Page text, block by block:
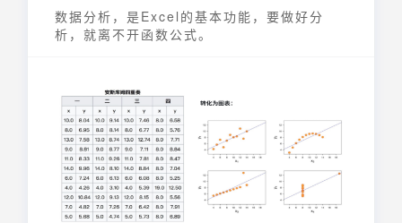
数据分析，是Excel的基本功能，要做好分
析，就离不开函数公式。